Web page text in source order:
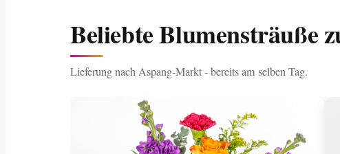
Beliebte Blumensträuße
Lieferung nach Aspang-Markt - bereits am selben Tag.